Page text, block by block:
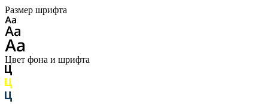
Размер шрифта
Цвет фона и шрифта